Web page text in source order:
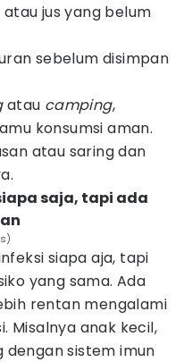
atau jus yang belum
sebelum disimpan
atau camping,
konsumsi aman.
atau saring dan
saja, tapi ada
siapa aja, tapi
yang sama. Ada
rentan mengalami
Misalnya anak kecil,
dengan sistem imun